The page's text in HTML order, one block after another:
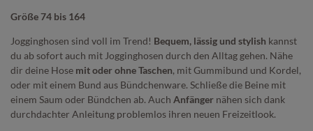
Größe 74 bis 164
Jogginghosen sind voll im Trend! Bequem, lässig und stylish kannst
du ab sofort auch mit Jogginghosen durch den Alltag gehen. Nähe
dir deine Hose mit oder ohne Taschen, mit Gummibund und Kordel,
oder mit einem Bund aus Bündchenware. Schließe die Beine mit
einem Saum oder Bündchen ab. Auch Anfänger nähen sich dank
durchdachter Anleitung problemlos ihren neuen Freizeitlook.